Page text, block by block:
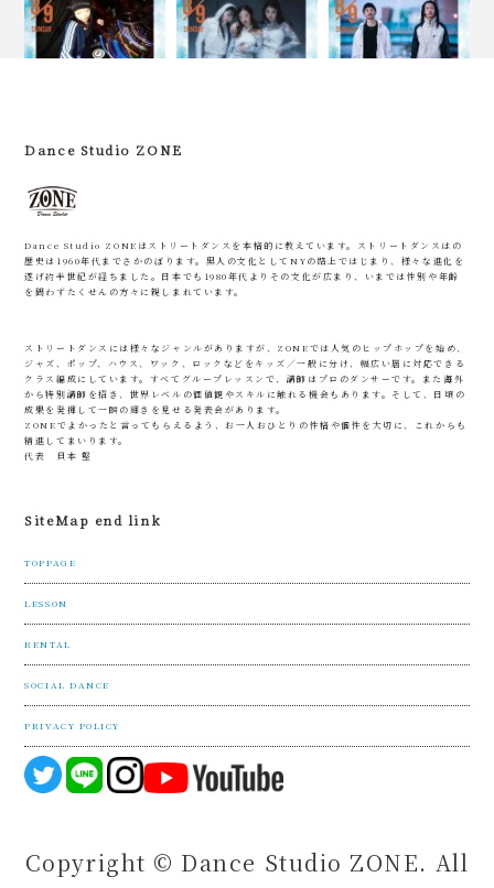
Dance Studio ZONE
Dance Studio ZONEはストリートダンスを本格的に教えています。ストリートダンスはの
歴史は1960年代までさかのぼります。黒人の文化としてNYの路上ではじまり、様々な進化を
遂げ約半世紀が経ちました。日本でも1980年代よりその文化が広まり、いまでは性別や年齢
を問わずたくせんの方々に親しまれています。
ストリートダンスには様々なジャンルがありますが、ZONEでは人気のヒップホップを始め、
ジャズ、ポップ、ハウス、ワック、ロックなどをキッズ／一般に分け、幅広い層に対応できる
クラス編成にしています。すべてグループレッスンで、講師はプロのダンサーです。また海外
から特別講師を招き、世界レベルの価値観やスキルに触れる機会もあります。そして、日頃の
成果を発揮して一瞬の輝きを見せる発表会があります。
ZONEでよかったと言ってもらえるよう、お一人おひとりの性格や個性を大切に、これからも
精進してまいります。
代表 貝本 堅
SiteMap end link
TOPPAGE
LESSON
RENTAL
SOCIAL DANCE
PRIVACY POLICY
Copyright © Dance Studio ZONE. All